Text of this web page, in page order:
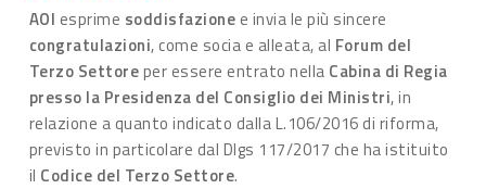
AOI esprime soddisfazione e invia le più sincere
congratulazioni, come socia e alleata, al Forum del
Terzo Settoreper essere entrato nella Cabina di Regia
presso la Presidenza del Consiglio dei Ministri, in
relazione a quanto indicato dalla L.106/2016 di riforma,
previsto in particolare dal Dlgs 117/2017 che ha istituito
il Codice del Terzo Settore.